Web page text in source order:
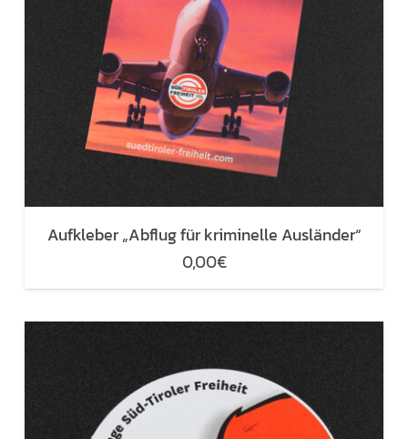
Aufkleber „Abflug für kriminelle Ausländer“
0,00€